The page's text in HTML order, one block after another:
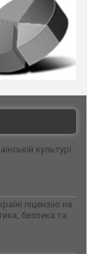
культурі
ліцензію на
безпека та